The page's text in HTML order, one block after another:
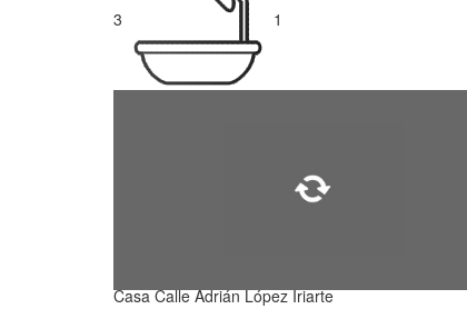
3 1
Casa Calle Adrián López Iriarte